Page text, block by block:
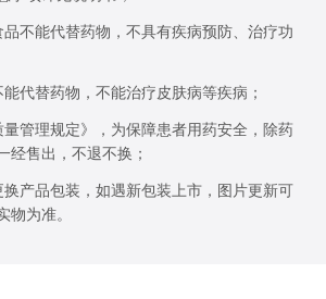
不能代替药物，不具有疾病预防、治疗功
代替药物，不能治疗皮肤病等疾病；
管理规定》，为保障患者用药安全，除药
经售出，不退不换；
产品包装，如遇新包装上市，图片更新可
物为准。